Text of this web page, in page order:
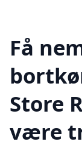
Få
Store
være